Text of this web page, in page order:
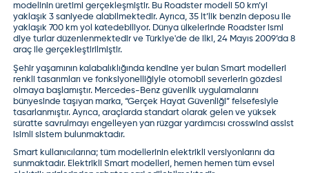
modelinin üretimi gerçekleşmiştir. Bu Roadster modeli 50 km’yi
yaklaşık 3 saniyede alabilmektedir. Ayrıca, 35 lt’lik benzin deposu ile
yaklaşık 700 km yol katedebiliyor. Dünya ülkelerinde Roadster ismi
diye turlar düzenlenmektedir ve Türkiye'de de ilki, 24 Mayıs 2009’da 8
araç ile gerçekleştirilmiştir.
Şehir yaşamının kalabalıklığında kendine yer bulan Smart modelleri
renkli tasarımları ve fonksiyonelliğiyle otomobil severlerin gözdesi
olmaya başlamıştır. Mercedes-Benz güvenlik uygulamalarını
bünyesinde taşıyan marka, “Gerçek Hayat Güvenliği” felsefesiyle
tasarlanmıştır. Ayrıca, araçlarda standart olarak gelen ve yüksek
süratte savrulmayı engelleyen yan rüzgar yardımcısı crosswind assist
isimli sistem bulunmaktadır.
Smart kullanıcılarına; tüm modellerinin elektrikli versiyonlarını da
sunmaktadır. Elektrikli Smart modelleri, hemen hemen tüm evsel